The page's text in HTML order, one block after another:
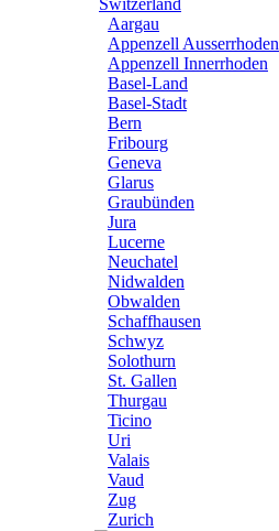
Switzerland
Aargau
Appenzell Ausserrhoden
Appenzell Innerrhoden
Basel-Land
Basel-Stadt
Bern
Fribourg
Geneva
Glarus
Graubünden
Jura
Lucerne
Neuchatel
Nidwalden
Obwalden
Schaffhausen
Schwyz
Solothurn
St. Gallen
Thurgau
Ticino
Uri
Valais
Vaud
Zug
Zurich